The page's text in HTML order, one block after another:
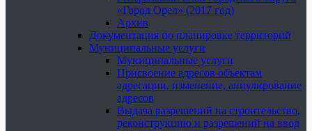
«Город Орел» (2017 год)
Архив
Документация по планировке территорий
Муниципальные услуги
Муниципальные услуги
Присвоение адресов объектам
адресации, изменение, аннулирование
адресов
Выдача разрешений на строительство,
реконструкцию и разрешений на ввод